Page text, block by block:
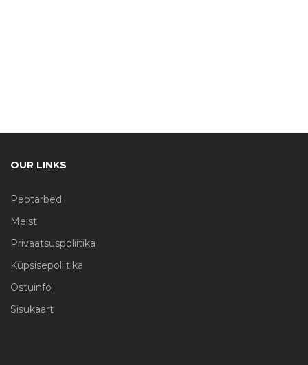
OUR LINKS
Peotarbed
Meist
Privaatsuspoliitika
Küpsisepoliitika
Ostuinfo
Sisukaart